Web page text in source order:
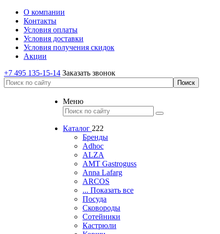
О компании
Контакты
Условия оплаты
Условия доставки
Условия получения скидок
Акции
+7 495 135-15-14 Заказать звонок
Меню
Каталог 222
Бренды
Adhoc
ALZA
AMT Gastroguss
Anna Lafarg
ARCOS
... Показать все
Посуда
Сковороды
Сотейники
Кастрюли